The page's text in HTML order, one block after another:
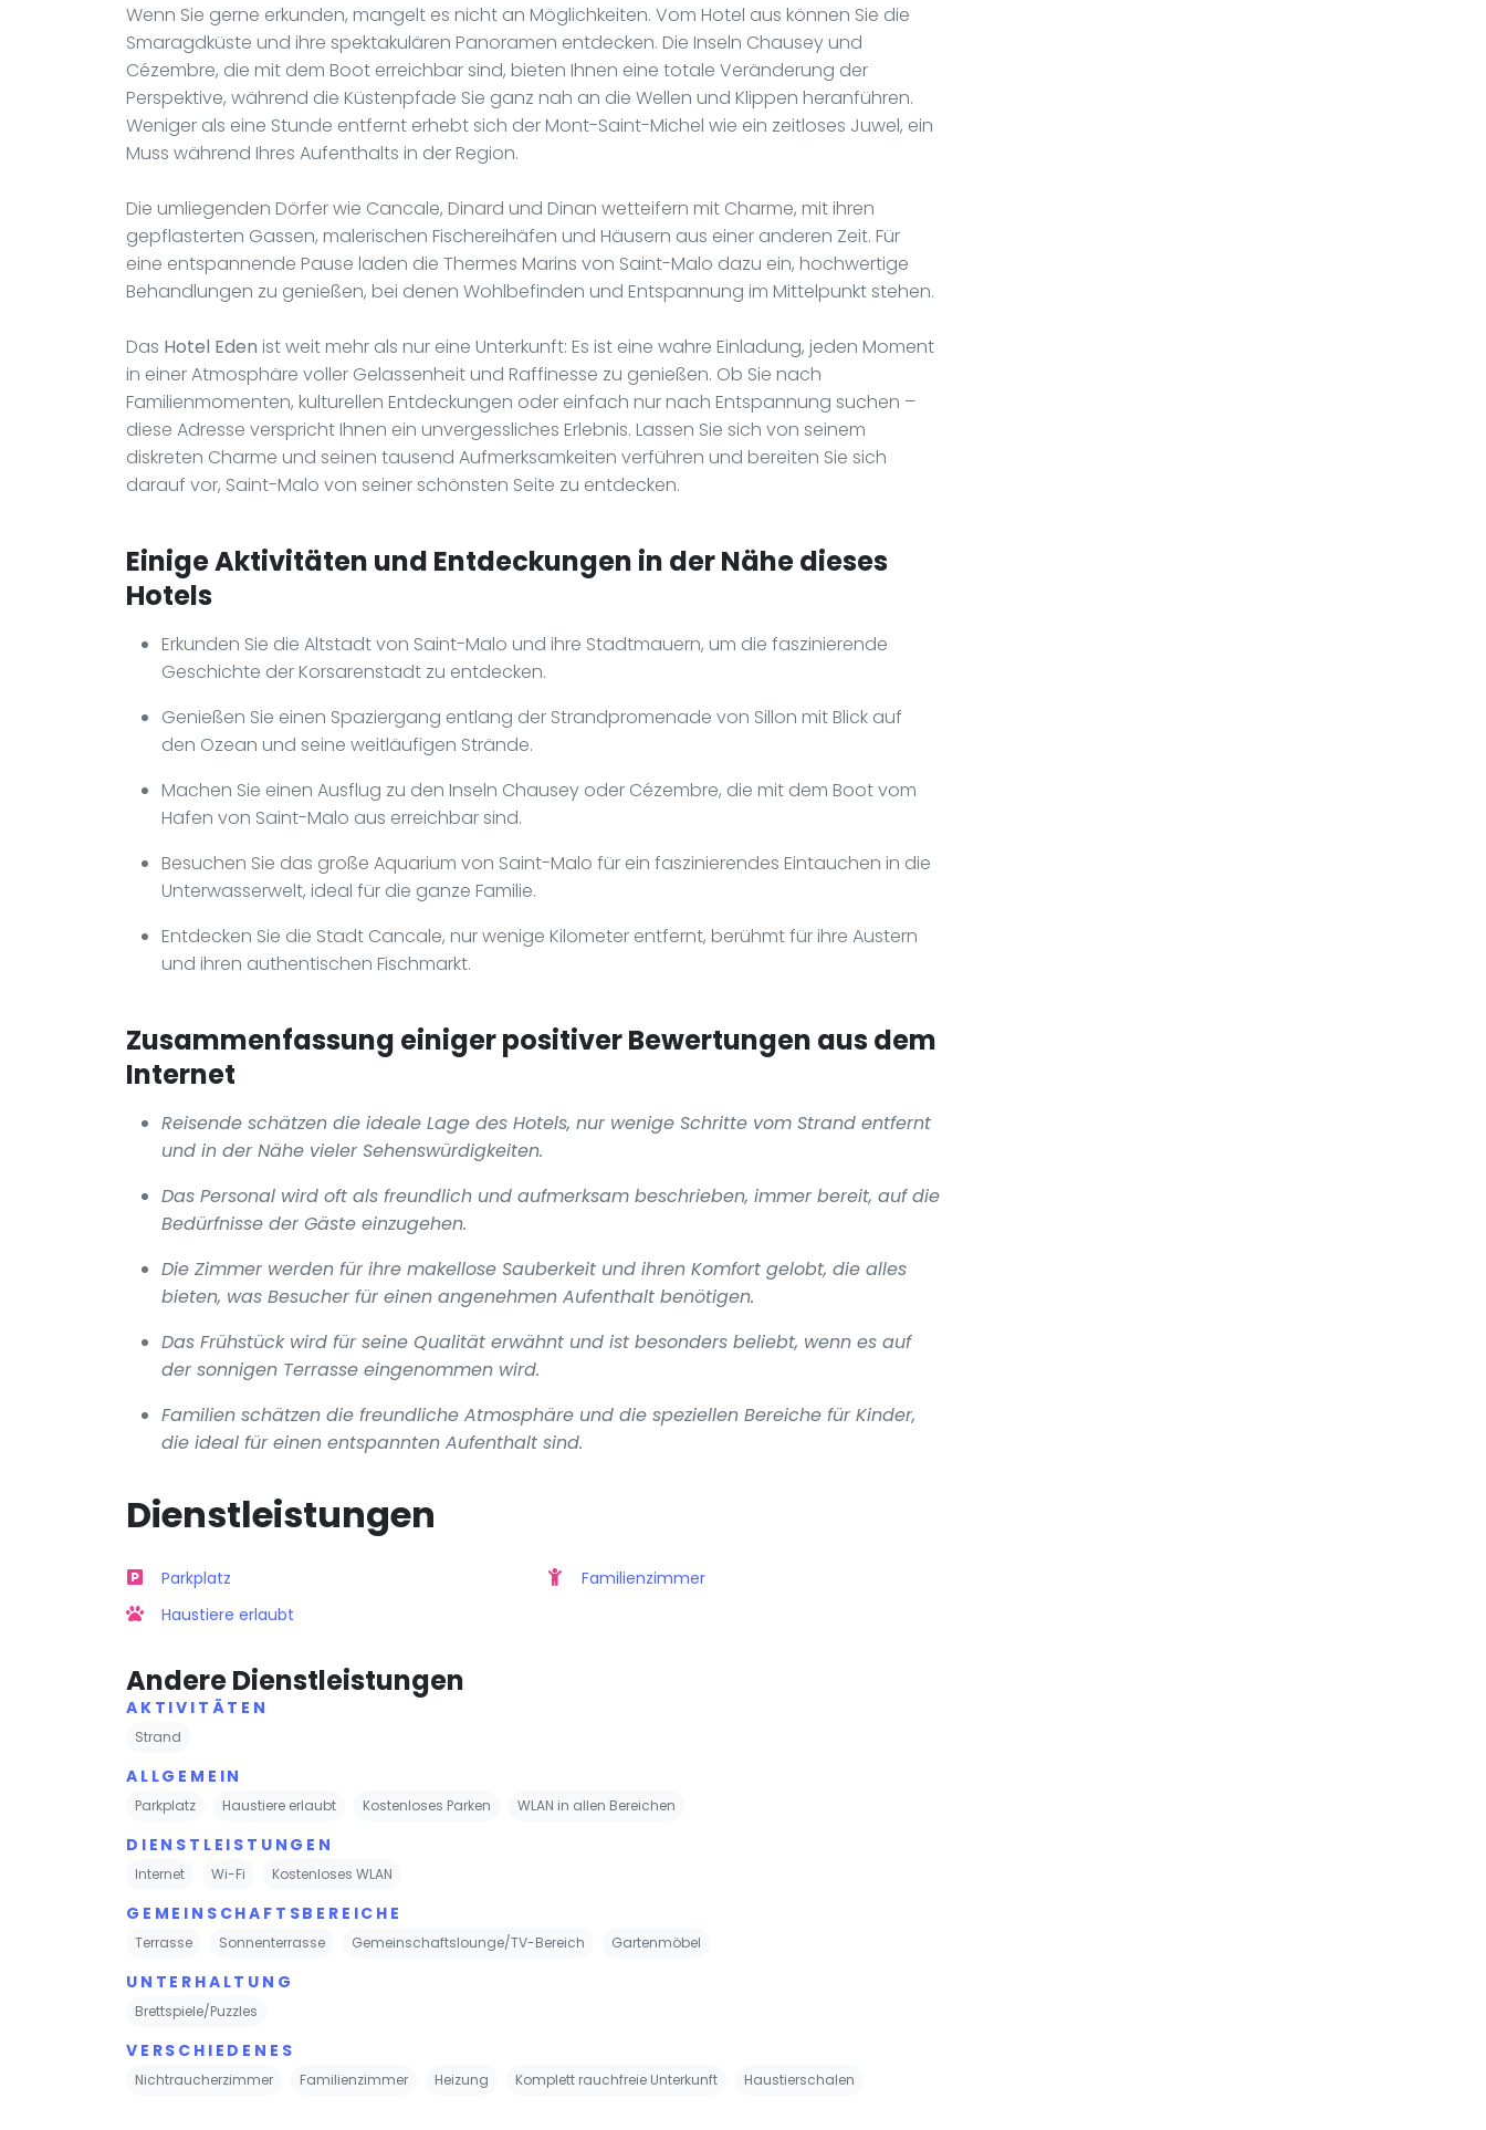
Wenn Sie gerne erkunden, mangelt es nicht an Möglichkeiten. Vom Hotel aus können Sie die
Smaragdküste und ihre spektakulären Panoramen entdecken. Die Inseln Chausey und
Cézembre, die mit dem Boot erreichbar sind, bieten Ihnen eine totale Veränderung der
Perspektive, während die Küstenpfade Sie ganz nah an die Wellen und Klippen heranführen.
Weniger als eine Stunde entfernt erhebt sich der Mont-Saint-Michel wie ein zeitloses Juwel, ein
Muss während Ihres Aufenthalts in der Region.
Die umliegenden Dörfer wie Cancale, Dinard und Dinan wetteifern mit Charme, mit ihren
gepflasterten Gassen, malerischen Fischereihäfen und Häusern aus einer anderen Zeit. Für
eine entspannende Pause laden die Thermes Marins von Saint-Malo dazu ein, hochwertige
Behandlungen zu genießen, bei denen Wohlbefinden und Entspannung im Mittelpunkt stehen.
Das Hotel Eden ist weit mehr als nur eine Unterkunft: Es ist eine wahre Einladung, jeden Moment
in einer Atmosphäre voller Gelassenheit und Raffinesse zu genießen. Ob Sie nach
Familienmomenten, kulturellen Entdeckungen oder einfach nur nach Entspannung suchen –
diese Adresse verspricht Ihnen ein unvergessliches Erlebnis. Lassen Sie sich von seinem
diskreten Charme und seinen tausend Aufmerksamkeiten verführen und bereiten Sie sich
darauf vor, Saint-Malo von seiner schönsten Seite zu entdecken.
Einige Aktivitäten und Entdeckungen in der Nähe dieses
Hotels
Erkunden Sie die Altstadt von Saint-Malo und ihre Stadtmauern, um die faszinierende
Geschichte der Korsarenstadt zu entdecken.
Genießen Sie einen Spaziergang entlang der Strandpromenade von Sillon mit Blick auf
den Ozean und seine weitläufigen Strände.
Machen Sie einen Ausflug zu den Inseln Chausey oder Cézembre, die mit dem Boot vom
Hafen von Saint-Malo aus erreichbar sind.
Besuchen Sie das große Aquarium von Saint-Malo für ein faszinierendes Eintauchen in die
Unterwasserwelt, ideal für die ganze Familie.
Entdecken Sie die Stadt Cancale, nur wenige Kilometer entfernt, berühmt für ihre Austern
und ihren authentischen Fischmarkt.
Zusammenfassung einiger positiver Bewertungen aus dem
Internet
Reisende schätzen die ideale Lage des Hotels, nur wenige Schritte vom Strand entfernt
und in der Nähe vieler Sehenswürdigkeiten.
Das Personal wird oft als freundlich und aufmerksam beschrieben, immer bereit, auf die
Bedürfnisse der Gäste einzugehen.
Die Zimmer werden für ihre makellose Sauberkeit und ihren Komfort gelobt, die alles
bieten, was Besucher für einen angenehmen Aufenthalt benötigen.
Das Frühstück wird für seine Qualität erwähnt und ist besonders beliebt, wenn es auf
der sonnigen Terrasse eingenommen wird.
Familien schätzen die freundliche Atmosphäre und die speziellen Bereiche für Kinder,
die ideal für einen entspannten Aufenthalt sind.
Dienstleistungen
Parkplatz
Haustiere erlaubt
Familienzimmer
Andere Dienstleistungen
AKTIVITÄTEN
Strand
ALLGEMEIN
Parkplatz Haustiere erlaubt Kostenloses Parken WLAN in allen Bereichen
DIENSTLEISTUNGEN
Internet Wi-Fi Kostenloses WLAN
GEMEINSCHAFTSBEREICHE
Terrasse Sonnenterrasse Gemeinschaftslounge/TV-Bereich Gartenmöbel
UNTERHALTUNG
Brettspiele/Puzzles
VERSCHIEDENES
Nichtraucherzimmer Familienzimmer Heizung Komplett rauchfreie Unterkunft Haustierschalen